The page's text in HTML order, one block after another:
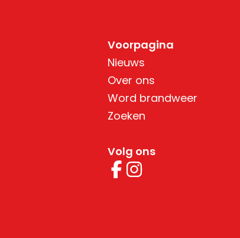
Voorpagina
Nieuws
Over ons
Word brandweer
Zoeken
Volg ons